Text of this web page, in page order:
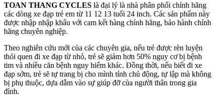
TOAN THANG CYCLES là đại lý là nhà phân phối chính hãng
các dòng xe đạp trẻ em từ 11 12 13 tuổi 24 inch. Các sản phẩm này
được nhập nhập khẩu với cam kết hàng chính hãng, bảo hành chính
hãng chuyên nghiệp.
Theo nghiên cứu mới của các chuyên gia, nếu trẻ được rèn luyện
thói quen đi xe đạp từ nhỏ, trẻ sẽ giảm hơn 50% nguy cơ bị bệnh
tim và nhiều căn bệnh nguy hiểm khác. Đồng thời, nếu biết đi xe
đạp sớm, trẻ sẽ tự trang bị cho mình tính chủ động, tự lập mà không
bị phụ thuộc, dựa dẫm vào sự giúp đỡ của người thân trong gia
đình.